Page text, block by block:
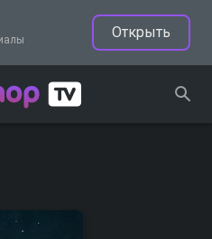
Открыть